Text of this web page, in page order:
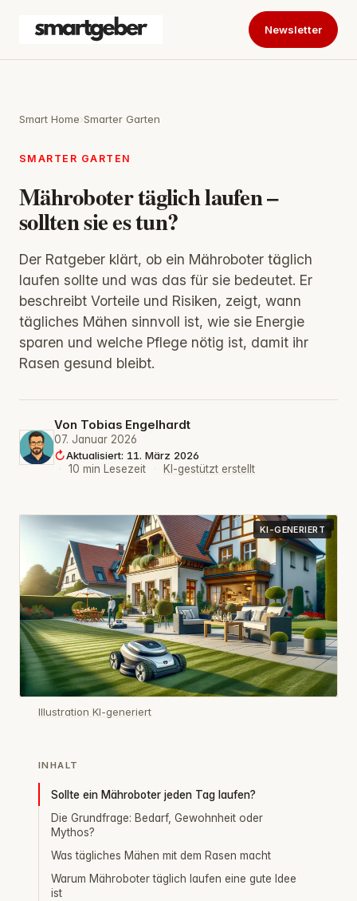
Newsletter
Smart Home›Smarter Garten
SMARTER GARTEN
Mähroboter täglich laufen –
sollten sie es tun?
Der Ratgeber klärt, ob ein Mähroboter täglich
laufen sollte und was das für sie bedeutet. Er
beschreibt Vorteile und Risiken, zeigt, wann
tägliches Mähen sinnvoll ist, wie sie Energie
sparen und welche Pflege nötig ist, damit ihr
Rasen gesund bleibt.
Von Tobias Engelhardt
07. Januar 2026
Aktualisiert: 11. März 2026
·
10 min Lesezeit · KI-gestützt erstellt
KI-GENERIERT
Illustration KI-generiert
INHALT
Sollte ein Mähroboter jeden Tag laufen?
Die Grundfrage: Bedarf, Gewohnheit oder
Mythos?
Was tägliches Mähen mit dem Rasen macht
Warum Mähroboter täglich laufen eine gute Idee
ist